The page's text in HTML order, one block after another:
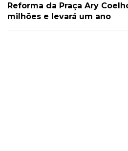
Reforma da Praça Ary
milhões e levará um ano